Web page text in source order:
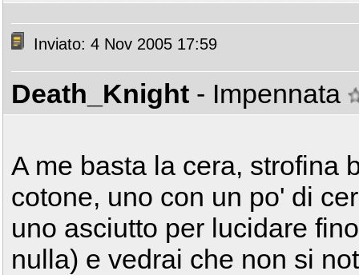
Inviato: 4 Nov 2005 17:59
Death_Knight - Impennata
A me basta la cera, strofina
cotone, uno con un po' di
uno asciutto per lucidare
nulla) e vedrai che non si